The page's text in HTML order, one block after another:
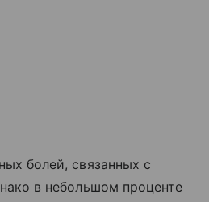
болей, связанных с
в небольшом проценте